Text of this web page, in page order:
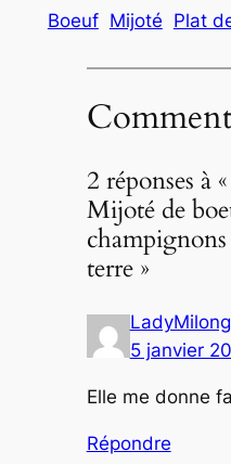
Boeuf Mijoté Plat
2 réponses à
Mijoté de
terre »
5 janvier
Elle me donne
Répondre